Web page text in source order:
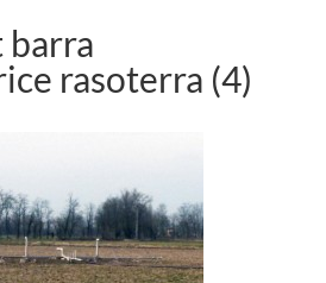
barra
rasoterra (4)